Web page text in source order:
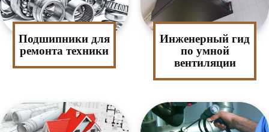
Подшипники для
ремонта техники
Инженерный гид
по умной
вентиляции